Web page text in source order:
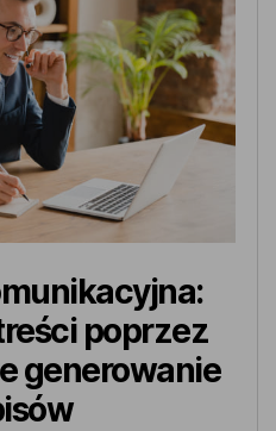
poprzez
generowanie